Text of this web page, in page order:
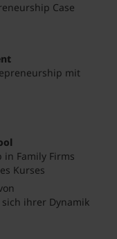
Case
mit
Family Firms
Kurses
ihrer Dynamik